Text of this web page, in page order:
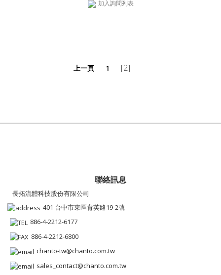
加入詢問列表
上一頁 1 [2]
聯絡訊息
長拓流體科技股份有限公司
401 台中市東區育英路19-2號
886-4-2212-6177
886-4-2212-6800
chanto-tw@chanto.com.tw
sales_contact@chanto.com.tw